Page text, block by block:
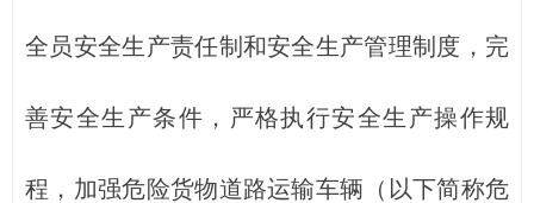
全员安全生产责任制和安全生产管理制度，完
善安全生产条件，严格执行安全生产操作规
程，加强危险货物道路运输车辆（以下简称危